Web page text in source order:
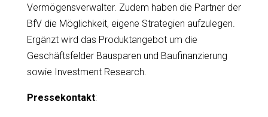
Vermögensverwalter. Zudem haben die Partner der
BfV die Möglichkeit, eigene Strategien aufzulegen.
Ergänzt wird das Produktangebot um die
Geschäftsfelder Bausparen und Baufinanzierung
sowie Investment Research.
Pressekontakt: